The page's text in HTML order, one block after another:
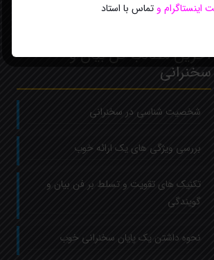
آخرین مطالب فن بیان و
سخنرانی
شخصیت شناسی در سخنرانی
بررسی ویژگی های یک ارائه خوب
تکنیک های تقویت و تسلط بر فن بیان و
گویندگی
نحوه داشتن یک پایان سخنرانی خوب
اینستاگرام و تماس با استاد